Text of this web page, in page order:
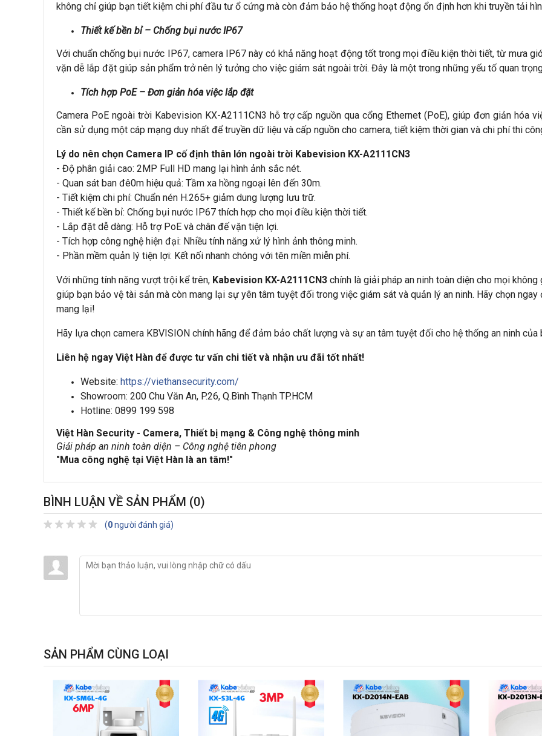
không chỉ giúp bạn tiết kiệm chi phí đầu tư ổ cứng mà còn đảm bảo hệ thống hoạt động ổn định hơn khi truyền tải
Thiết kế bền bỉ – Chống bụi nước IP67
Với chuẩn chống bụi nước IP67, camera IP67 này có khả năng hoạt động tốt trong mọi điều kiện thời tiết, từ mưa
vặn dễ lắp đặt giúp sản phẩm trở nên lý tưởng cho việc giám sát ngoài trời. Đây là một trong những yếu tố quan
Tích hợp PoE – Đơn giản hóa việc lắp đặt
Camera PoE ngoài trời Kabevision KX-A2111CN3 hỗ trợ cấp nguồn qua cổng Ethernet (PoE), giúp đơn giản hóa
cần sử dụng một cáp mạng duy nhất để truyền dữ liệu và cấp nguồn cho camera, tiết kiệm thời gian và chi phí thi
Lý do nên chọn Camera IP cố định thân lớn ngoài trời Kabevision KX-A2111CN3
- Độ phân giải cao: 2MP Full HD mang lại hình ảnh sắc nét.
- Quan sát ban đê0m hiệu quả: Tầm xa hồng ngoại lên đến 30m.
- Tiết kiệm chi phí: Chuẩn nén H.265+ giảm dung lượng lưu trữ.
- Thiết kế bền bỉ: Chống bụi nước IP67 thích hợp cho mọi điều kiện thời tiết.
- Lắp đặt dễ dàng: Hỗ trợ PoE và chân đế vặn tiện lợi.
- Tích hợp công nghệ hiện đại: Nhiều tính năng xử lý hình ảnh thông minh.
- Phần mềm quản lý tiện lợi: Kết nối nhanh chóng với tên miền miễn phí.
Với những tính năng vượt trội kể trên, Kabevision KX-A2111CN3 chính là giải pháp an ninh toàn diện cho mọi
giúp bạn bảo vệ tài sản mà còn mang lại sự yên tâm tuyệt đối trong việc giám sát và quản lý an ninh. Hãy chọn
mang lại!
Hãy lựa chọn camera KBVISION chính hãng để đảm bảo chất lượng và sự an tâm tuyệt đối cho hệ thống an ninh của
Liên hệ ngay Việt Hàn để được tư vấn chi tiết và nhận ưu đãi tốt nhất!
Website: https://viethansecurity.com/
Showroom: 200 Chu Văn An, P.26, Q.Bình Thạnh TP.HCM
Hotline: 0899 199 598
Việt Hàn Security - Camera, Thiết bị mạng & Công nghệ thông minh
Giải pháp an ninh toàn diện – Công nghệ tiên phong
"Mua công nghệ tại Việt Hàn là an tâm!"
BÌNH LUẬN VỀ SẢN PHẨM (0)
(0người đánh giá)
SẢN PHẨM CÙNG LOẠI